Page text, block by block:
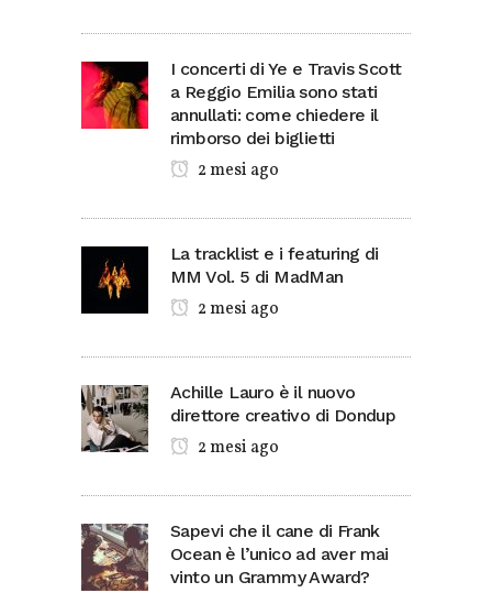
I concerti di Ye e Travis Scott
a Reggio Emilia sono stati
annullati: come chiedere il
rimborso dei biglietti
2 mesi ago
La tracklist e i featuring di
MM Vol. 5 di MadMan
2 mesi ago
Achille Lauro è il nuovo
direttore creativo di Dondup
2 mesi ago
Sapevi che il cane di Frank
Ocean è l’unico ad aver mai
vinto un Grammy Award?